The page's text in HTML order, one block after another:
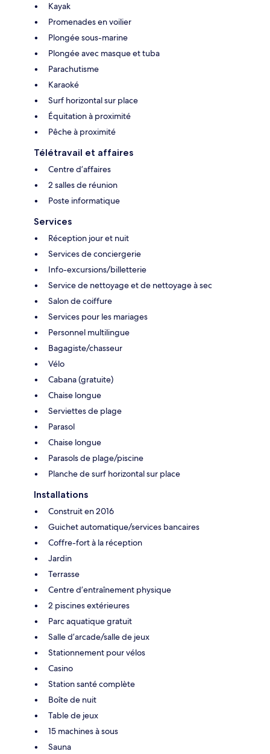
Kayak
Promenades en voilier
Plongée sous-marine
Plongée avec masque et tuba
Parachutisme
Karaoké
Surf horizontal sur place
Équitation à proximité
Pêche à proximité
Télétravail et affaires
Centre d’affaires
2 salles de réunion
Poste informatique
Services
Réception jour et nuit
Services de conciergerie
Info-excursions/billetterie
Service de nettoyage et de nettoyage à sec
Salon de coiffure
Services pour les mariages
Personnel multilingue
Bagagiste/chasseur
Vélo
Cabana (gratuite)
Chaise longue
Serviettes de plage
Parasol
Chaise longue
Parasols de plage/piscine
Planche de surf horizontal sur place
Installations
Construit en 2016
Guichet automatique/services bancaires
Coffre-fort à la réception
Jardin
Terrasse
Centre d’entraînement physique
2 piscines extérieures
Parc aquatique gratuit
Salle d’arcade/salle de jeux
Stationnement pour vélos
Casino
Station santé complète
Boîte de nuit
Table de jeux
15 machines à sous
Sauna